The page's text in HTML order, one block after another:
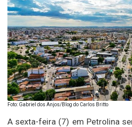
Foto: Gabriel dos Anjos/Blog do Carlos Britto
A sexta-feira (7) em Petrolina